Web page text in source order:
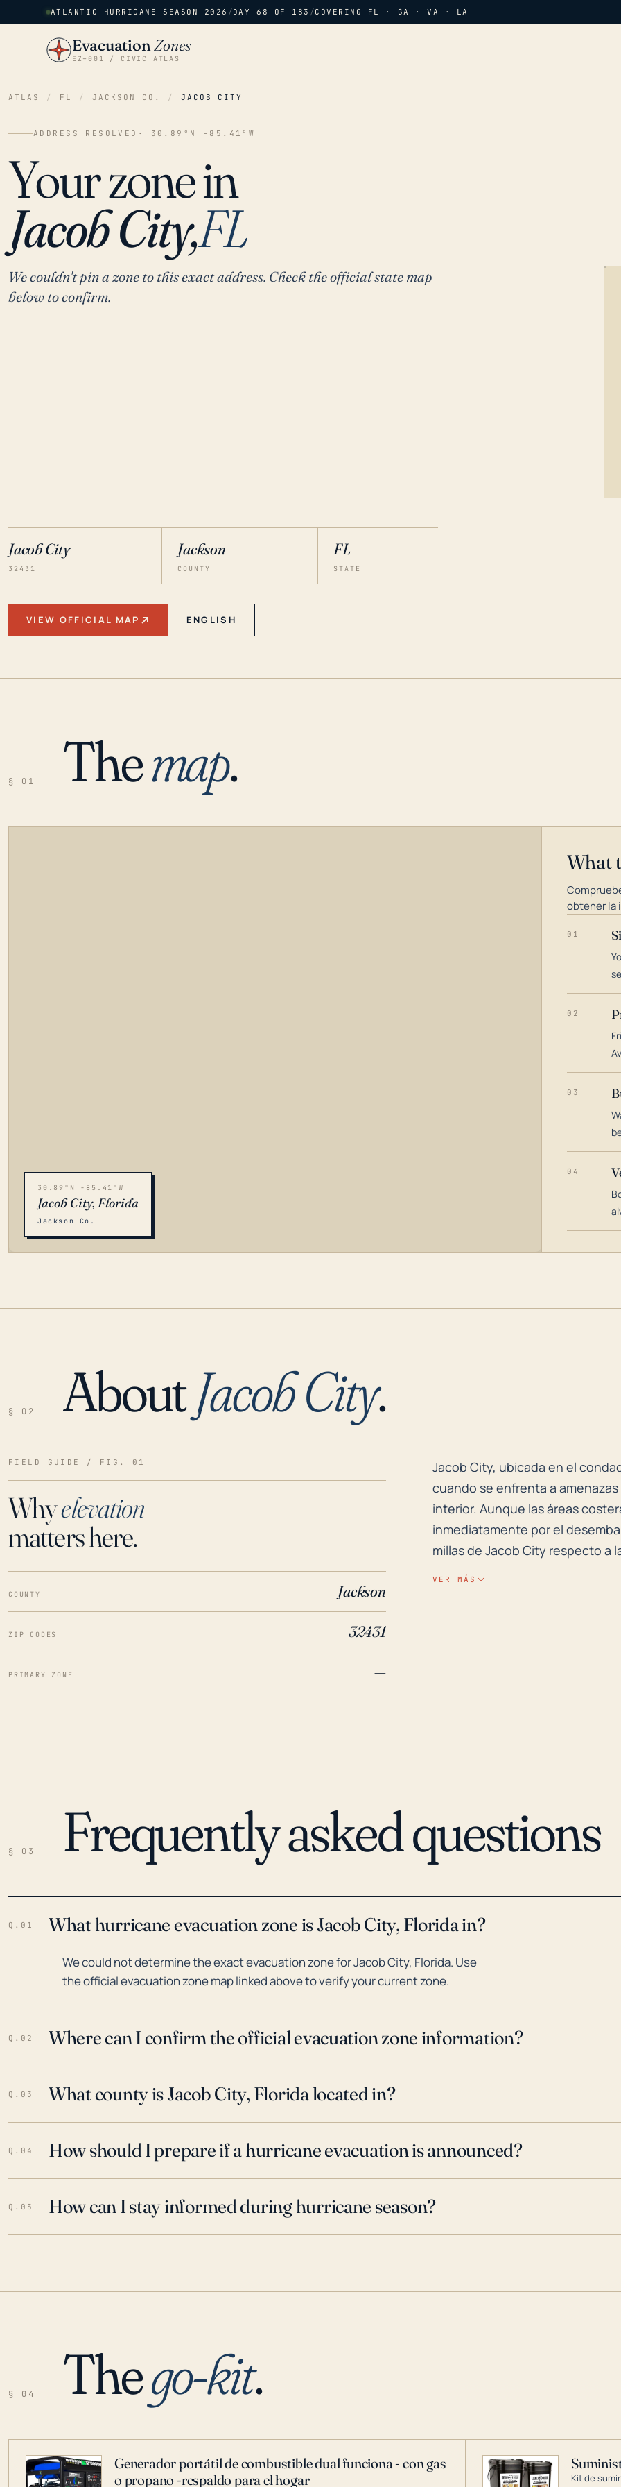
ATLANTIC HURRICANE SEASON 2026 /DAY 68 OF 183 /COVERING FL · GA · VA · LA
EvacuationZones
EZ–001 / CIVIC ATLAS
ATLAS / FL / JACKSON CO. / JACOB CITY
ADDRESS RESOLVED · 30.89°N -85.41°W
Your zone in
Jacob City,FL
We couldn't pin a zone to this exact address. Check the official state map
below to confirm.
Jacob City
32431
Jackson
COUNTY
FL
STATE
VIEW OFFICIAL MAP ENGLISH
§ 01 Themap.
LOADING…
30.89°N -85.41°W
Jacob City, Florida
Jackson Co.
What
obtener la
01
02
03
04
§ 02 AboutJacob City.
FIELD GUIDE / FIG. 01
Whyelevation
matters here.
COUNTY Jackson
ZIP CODES 32431
PRIMARY ZONE —
Jacob City, ubicada en el
Jacob City, ubicada en el
cuando se enfrenta a
interior. Aunque las áreas
inmediatamente por el
millas de Jacob City respecto a
la primera oleada de la
City, subrayando la necesidad
resiliencia de la infraestructura
VER MÁS
§ 03 Frequently asked questions
Q.01 What hurricane evacuation zone is Jacob City, Florida in?
We could not determine the exact evacuation zone for Jacob City, Florida. Use
the official evacuation zone map linked above to verify your current zone.
Q.02 Where can I confirm the official evacuation zone information?
Q.03 What county is Jacob City, Florida located in?
Q.04 How should I prepare if a hurricane evacuation is announced?
Q.05 How can I stay informed during hurricane season?
§ 04 Thego-kit.
Generador portátil de combustible dual funciona - con gas
o propano -respaldo para el hogar
Kit de